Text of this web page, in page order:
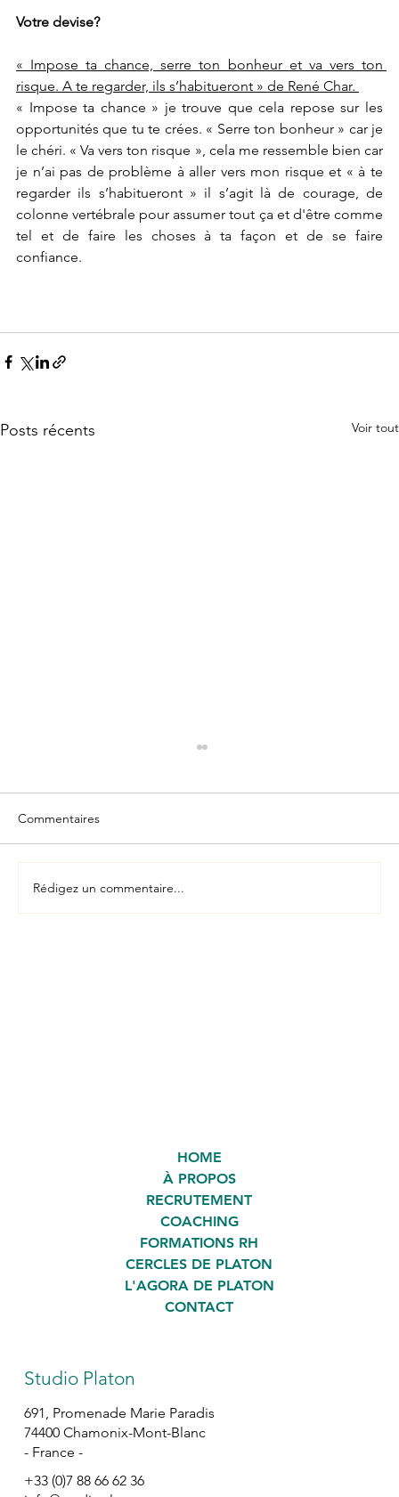
Votre devise?
« Impose ta chance, serre ton bonheur et va vers ton
risque. A te regarder, ils s’habitueront » de René Char.
« Impose ta chance » je trouve que cela repose sur les
opportunités que tu te crées. « Serre ton bonheur » car je
le chéri. « Va vers ton risque », cela me ressemble bien car
je n’ai pas de problème à aller vers mon risque et « à te
regarder ils s’habitueront » il s’agit là de courage, de
colonne vertébrale pour assumer tout ça et d'être comme
tel et de faire les choses à ta façon et de se faire
confiance.
Posts récents Voir tout
Commentaires
Rédigez un commentaire...
Studio Platon
691, Promenade Marie Paradis
74400 Chamonix-Mont-Blanc
- France -
+33 (0)7 88 66 62 36
HOME
À PROPOS
RECRUTEMENT
COACHING
FORMATIONS RH
CERCLES DE PLATON
L'AGORA DE PLATON
CONTACT